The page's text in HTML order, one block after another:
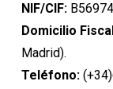
NIF/CIF:
Domicilio
Madrid).
Teléfono: